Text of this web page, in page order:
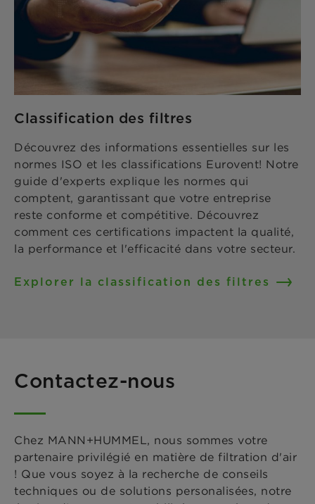
Classification des filtres
Découvrez des informations essentielles sur les
normes ISO et les classifications Eurovent! Notre
guide d'experts explique les normes qui
comptent, garantissant que votre entreprise
reste conforme et compétitive. Découvrez
comment ces certifications impactent la qualité,
la performance et l'efficacité dans votre secteur.
Explorer la classification des filtres
Contactez-nous
Chez MANN+HUMMEL, nous sommes votre
partenaire privilégié en matière de filtration d'air
! Que vous soyez à la recherche de conseils
techniques ou de solutions personalisées, notre